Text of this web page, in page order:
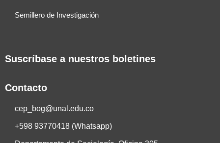
Semillero de Investigación
Suscríbase a nuestros boletines
Contacto
cep_bog@unal.edu.co
+598 93770418 (Whatsapp)